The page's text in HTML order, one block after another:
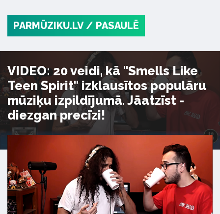
PARMŪZIKU.LV / PASAULĒ
VIDEO: 20 veidi, kā "Smells Like
Teen Spirit" izklausītos populāru
mūziķu izpildījumā. Jāatzīst -
diezgan precīzi!